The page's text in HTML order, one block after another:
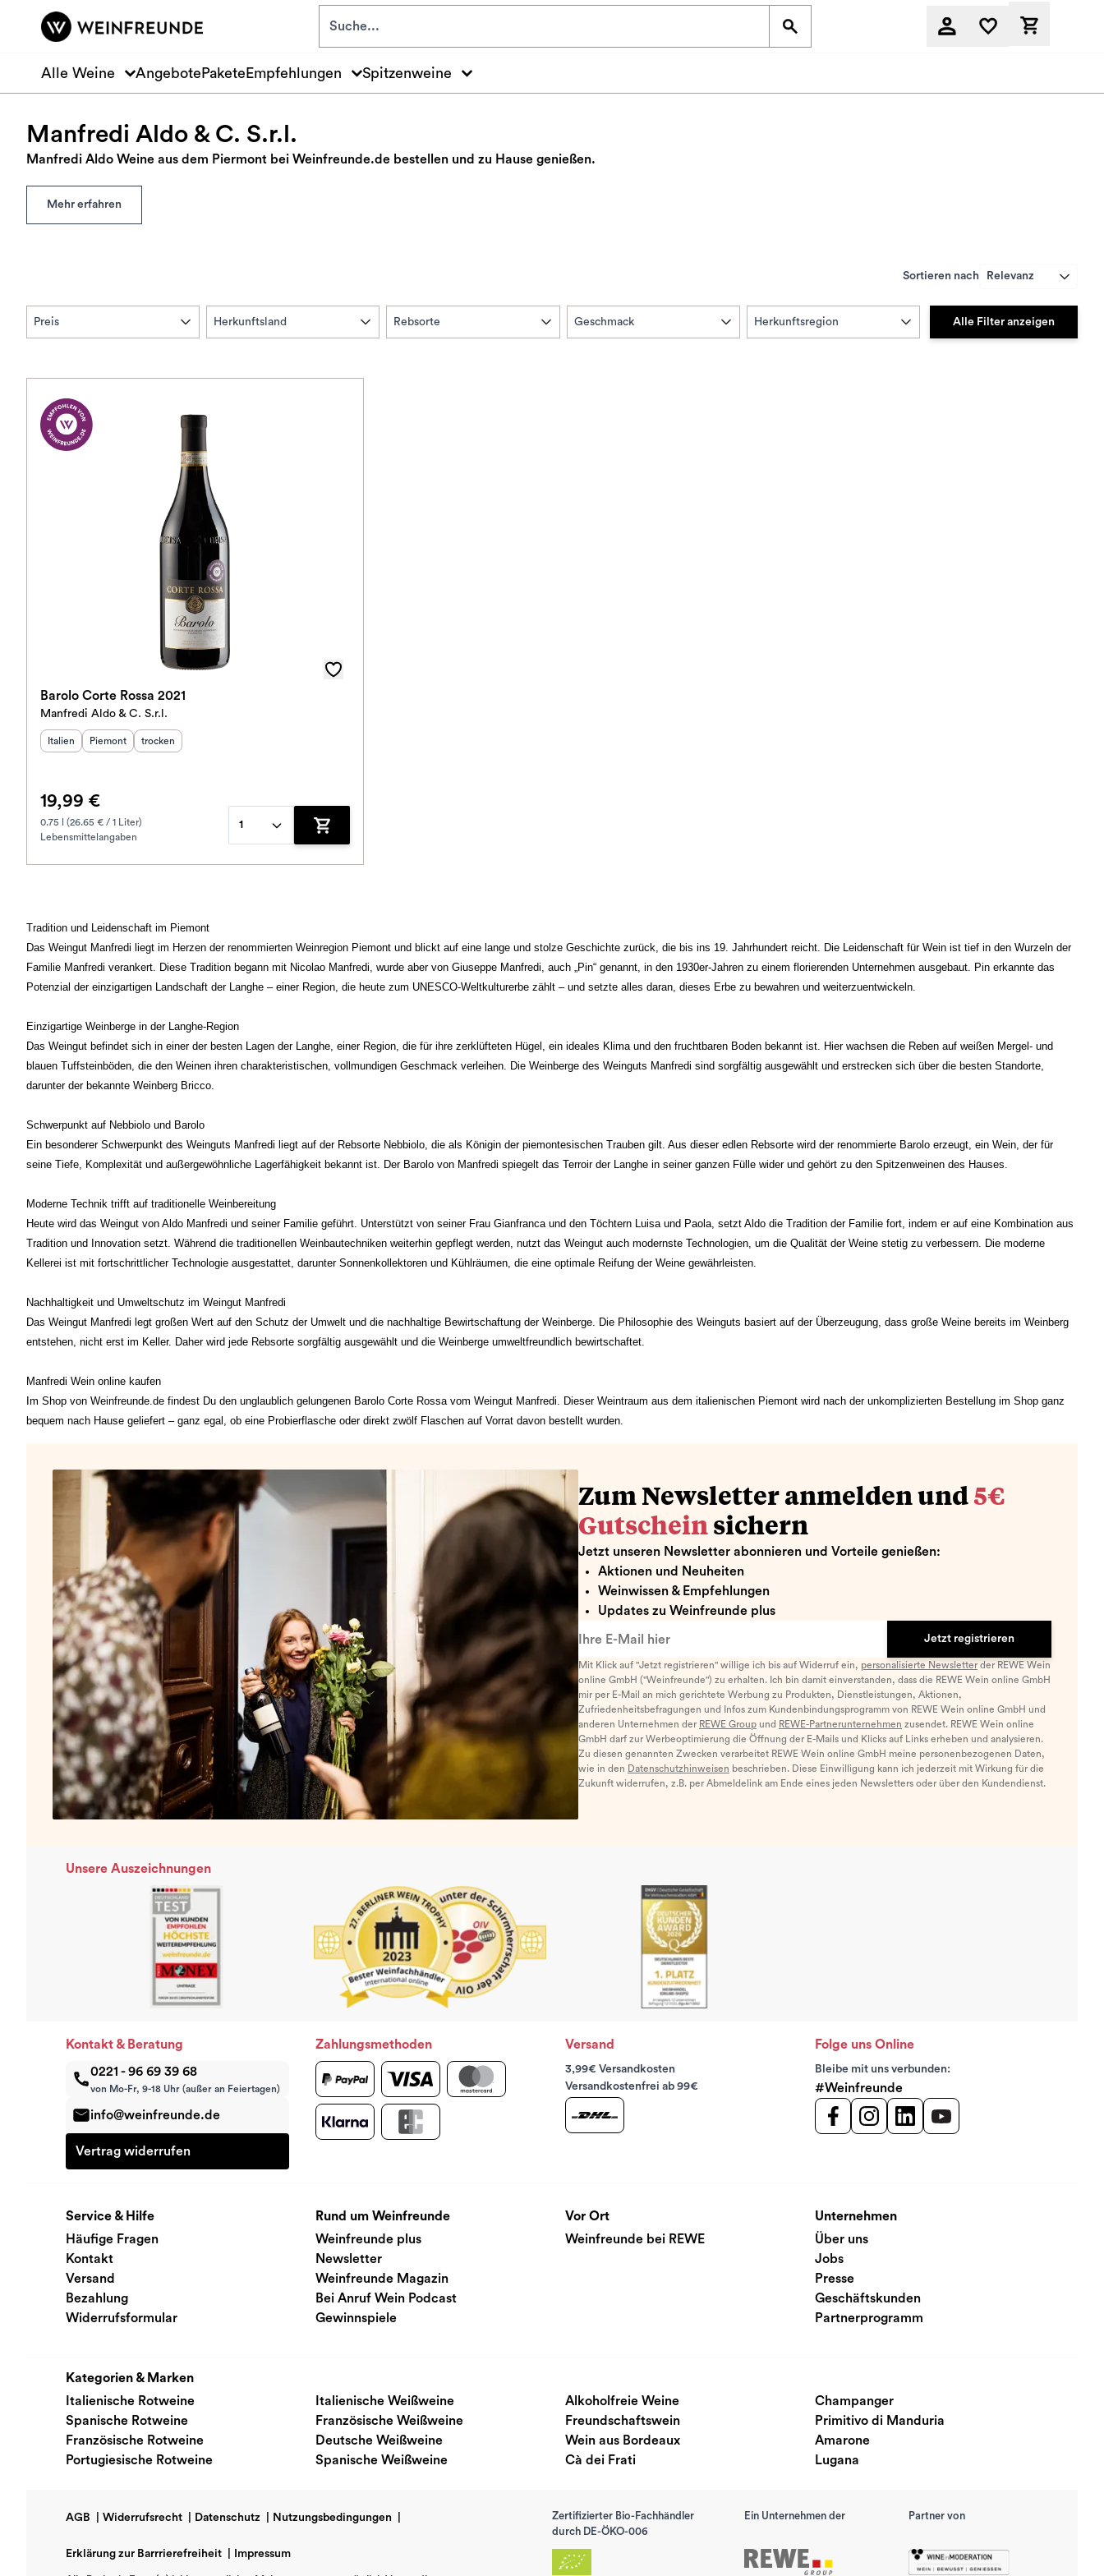
Zum Hauptinhalt springen
Alle Weine Angebote Pakete Empfehlungen Spitzenweine
Manfredi Aldo & C. S.r.l.
Manfredi Aldo Weine aus dem Piermont bei Weinfreunde.de bestellen und zu Hause genießen.
Mehr erfahren
Sortieren nach Relevanz
Preis Herkunftsland Rebsorte Geschmack Herkunftsregion Alle Filter anzeigen
Barolo Corte Rossa 2021
Manfredi Aldo & C. S.r.l.
Herkunftsland:
Italien Herkunftsregion:
Piemont Geschmack
trocken
19,99 €
0.75 l (26.65 € / 1 Liter)
Lebensmittelangaben
1
Zum Warenkorb hinzufügen
Tradition und Leidenschaft im Piemont
Das Weingut Manfredi liegt im Herzen der renommierten Weinregion Piemont und blickt auf eine lange und stolze Geschichte zurück, die bis ins 19. Jahrhundert reicht. Die Leidenschaft für Wein ist tief in den Wurzeln der
Familie Manfredi verankert. Diese Tradition begann mit Nicolao Manfredi, wurde aber von Giuseppe Manfredi, auch „Pin“ genannt, in den 1930er-Jahren zu einem florierenden Unternehmen ausgebaut. Pin erkannte das
Potenzial der einzigartigen Landschaft der Langhe – einer Region, die heute zum UNESCO-Weltkulturerbe zählt – und setzte alles daran, dieses Erbe zu bewahren und weiterzuentwickeln.
Einzigartige Weinberge in der Langhe-Region
Das Weingut befindet sich in einer der besten Lagen der Langhe, einer Region, die für ihre zerklüfteten Hügel, ein ideales Klima und den fruchtbaren Boden bekannt ist. Hier wachsen die Reben auf weißen Mergel- und
blauen Tuffsteinböden, die den Weinen ihren charakteristischen, vollmundigen Geschmack verleihen. Die Weinberge des Weinguts Manfredi sind sorgfältig ausgewählt und erstrecken sich über die besten Standorte,
darunter der bekannte Weinberg Bricco.
Schwerpunkt auf Nebbiolo und Barolo
Ein besonderer Schwerpunkt des Weinguts Manfredi liegt auf der Rebsorte Nebbiolo, die als Königin der piemontesischen Trauben gilt. Aus dieser edlen Rebsorte wird der renommierte Barolo erzeugt, ein Wein, der für
seine Tiefe, Komplexität und außergewöhnliche Lagerfähigkeit bekannt ist. Der Barolo von Manfredi spiegelt das Terroir der Langhe in seiner ganzen Fülle wider und gehört zu den Spitzenweinen des Hauses.
Moderne Technik trifft auf traditionelle Weinbereitung
Heute wird das Weingut von Aldo Manfredi und seiner Familie geführt. Unterstützt von seiner Frau Gianfranca und den Töchtern Luisa und Paola, setzt Aldo die Tradition der Familie fort, indem er auf eine Kombination aus
Tradition und Innovation setzt. Während die traditionellen Weinbautechniken weiterhin gepflegt werden, nutzt das Weingut auch modernste Technologien, um die Qualität der Weine stetig zu verbessern. Die moderne
Kellerei ist mit fortschrittlicher Technologie ausgestattet, darunter Sonnenkollektoren und Kühlräumen, die eine optimale Reifung der Weine gewährleisten.
Nachhaltigkeit und Umweltschutz im Weingut Manfredi
Das Weingut Manfredi legt großen Wert auf den Schutz der Umwelt und die nachhaltige Bewirtschaftung der Weinberge. Die Philosophie des Weinguts basiert auf der Überzeugung, dass große Weine bereits im Weinberg
entstehen, nicht erst im Keller. Daher wird jede Rebsorte sorgfältig ausgewählt und die Weinberge umweltfreundlich bewirtschaftet.
Manfredi Wein online kaufen
Im Shop von Weinfreunde.de findest Du den unglaublich gelungenen Barolo Corte Rossa vom Weingut Manfredi. Dieser Weintraum aus dem italienischen Piemont wird nach der unkomplizierten Bestellung im Shop ganz
bequem nach Hause geliefert – ganz egal, ob eine Probierflasche oder direkt zwölf Flaschen auf Vorrat davon bestellt wurden.
Zum Newsletter anmelden und 5€
Gutschein sichern
Jetzt unseren Newsletter abonnieren und Vorteile genießen:
Aktionen und Neuheiten
Weinwissen & Empfehlungen
Updates zu Weinfreunde plus
Jetzt registrieren
Mit Klick auf "Jetzt registrieren" willige ich bis auf Widerruf ein, personalisierte Newsletterder REWE Wein
online GmbH ("Weinfreunde") zu erhalten. Ich bin damit einverstanden, dass die REWE Wein online GmbH
mir per E-Mail an mich gerichtete Werbung zu Produkten, Dienstleistungen, Aktionen,
Zufriedenheitsbefragungen und Infos zum Kundenbindungsprogramm von REWE Wein online GmbH und
anderen Unternehmen der REWE Group und REWE-Partnerunternehmen zusendet. REWE Wein online
GmbH darf zur Werbeoptimierung die Öffnung der E-Mails und Klicks auf Links erheben und analysieren.
Zu diesen genannten Zwecken verarbeitet REWE Wein online GmbH meine personenbezogenen Daten,
wie in den Datenschutzhinweisen beschrieben. Diese Einwilligung kann ich jederzeit mit Wirkung für die
Zukunft widerrufen, z.B. per Abmeldelink am Ende eines jeden Newsletters oder über den Kundendienst.
Unsere Auszeichnungen
Kontakt & Beratung
0221 - 96 69 39 68
von Mo-Fr, 9-18 Uhr (außer an Feiertagen)
info@weinfreunde.de
Vertrag widerrufen
Zahlungsmethoden Versand
3,99€ Versandkosten
Versandkostenfrei ab 99€
Folge uns Online
Bleibe mit uns verbunden:
#Weinfreunde
Service & Hilfe
Häufige Fragen
Kontakt
Versand
Bezahlung
Widerrufsformular
Rund um Weinfreunde
Weinfreunde plus
Newsletter
Weinfreunde Magazin
Bei Anruf Wein Podcast
Gewinnspiele
Vor Ort
Weinfreunde bei REWE
Unternehmen
Über uns
Jobs
Presse
Geschäftskunden
Partnerprogramm
Kategorien & Marken
Italienische Rotweine
Spanische Rotweine
Französische Rotweine
Portugiesische Rotweine
Italienische Weißweine
Französische Weißweine
Deutsche Weißweine
Spanische Weißweine
Alkoholfreie Weine
Freundschaftswein
Wein aus Bordeaux
Cà dei Frati
Champanger
Primitivo di Manduria
Amarone
Lugana
AGB Widerrufsrecht Datenschutz Nutzungsbedingungen
Erklärung zur Barrrierefreiheit Impressum
Zertifizierter Bio-Fachhändler
durch DE-ÖKO-006
Ein Unternehmen der Partner von